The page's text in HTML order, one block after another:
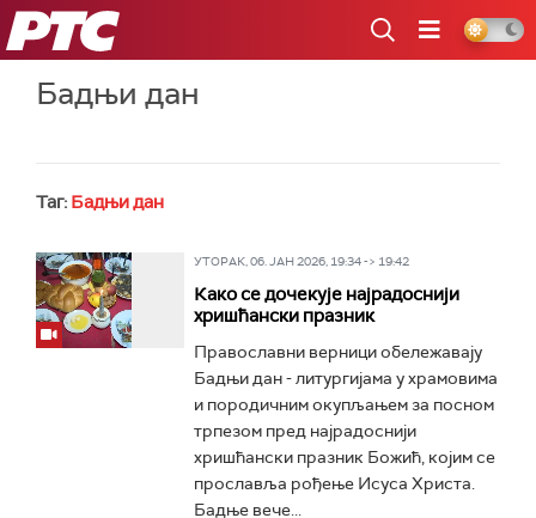
РТС
Бадњи дан
Таг: Бадњи дан
УТОРАК, 06. ЈАН 2026, 19:34 -> 19:42
Како се дочекује најрадоснији
хришћански празник
Православни верници обележавају
Бадњи дан - литургијама у храмовима
и породичним окупљањем за посном
трпезом пред најрадоснији
хришћански празник Божић, којим се
прославља рођење Исуса Христа.
Бадње вече...